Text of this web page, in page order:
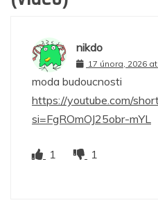
nikdo
17 února, 2026
moda budoucnosti
https://youtube.com/
si=FgROmOJ25obr-mYL
1 1